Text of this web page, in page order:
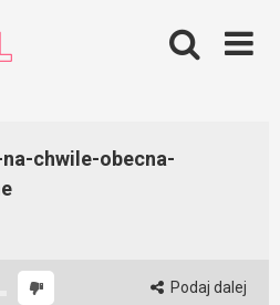
chwile-obecna-
Podaj dalej